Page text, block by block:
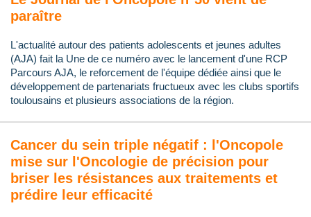
paraître
L'actualité autour des patients adolescents et jeunes adultes
(AJA) fait la Une de ce numéro avec le lancement d'une RCP
Parcours AJA, le reforcement de l'équipe dédiée ainsi que le
développement de partenariats fructueux avec les clubs sportifs
toulousains et plusieurs associations de la région.
Cancer du sein triple négatif : l'Oncopole
mise sur l'Oncologie de précision pour
briser les résistances aux traitements et
prédire leur efficacité